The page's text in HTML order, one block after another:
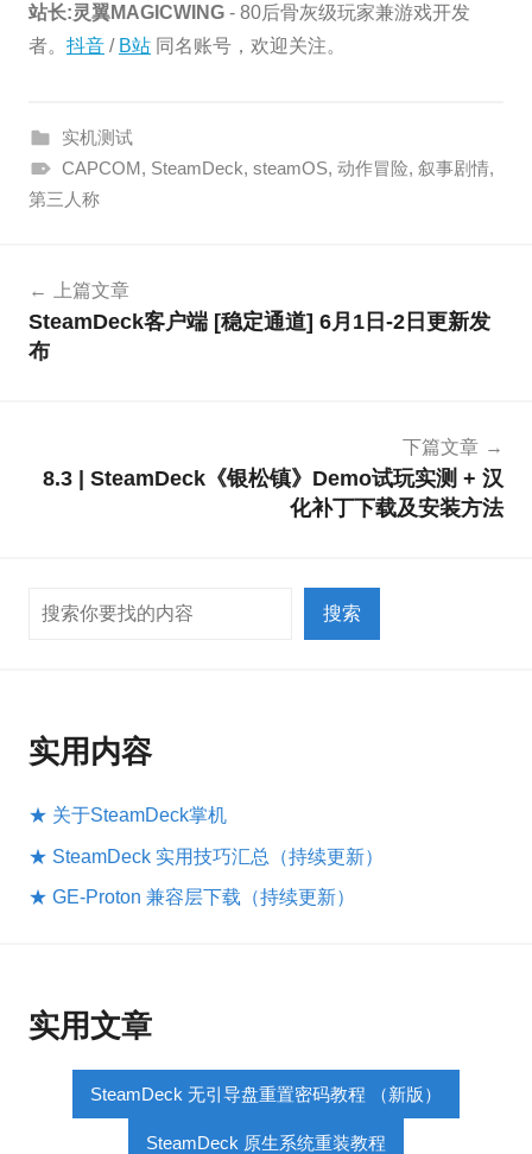
站长:灵翼MAGICWING - 80后骨灰级玩家兼游戏开发
者。 抖音 / B站 同名账号，欢迎关注。
实机测试
CAPCOM, SteamDeck, steamOS, 动作冒险, 叙事剧情,
第三人称
导
上篇文章
SteamDeck客户端 [稳定通道] 6月1日-2日更新发
布
下篇文章
8.3 | SteamDeck《银松镇》Demo试玩实测 + 汉
化补丁下载及安装方法
搜索
搜索
实用内容
★ 关于SteamDeck掌机
★ SteamDeck 实用技巧汇总（持续更新）
★ GE-Proton 兼容层下载（持续更新）
实用文章
SteamDeck 无引导盘重置密码教程 （新版）
SteamDeck 原生系统重装教程